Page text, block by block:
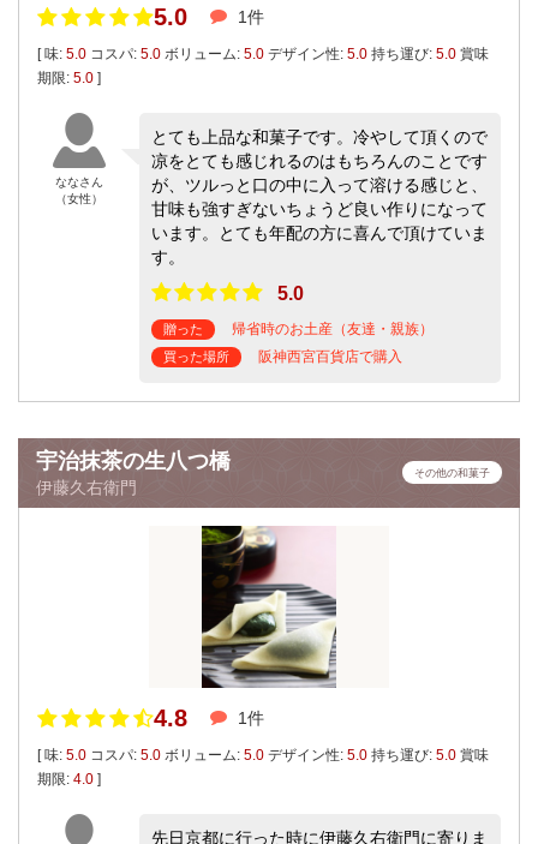
5.0 1件
[ 味: 5.0 コスパ: 5.0 ボリューム: 5.0 デザイン性: 5.0 持ち運び: 5.0 賞味
期限: 5.0 ]
ななさん
（女性）
とても上品な和菓子です。冷やして頂くので
凉をとても感じれるのはもちろんのことです
が、ツルっと口の中に入って溶ける感じと、
甘味も強すぎないちょうど良い作りになって
います。とても年配の方に喜んで頂けていま
す。
5.0
贈った 帰省時のお土産（友達・親族）
買った場所 阪神西宮百貨店で購入
宇治抹茶の生八つ橋
伊藤久右衛門
その他の和菓子
4.8 1件
[ 味: 5.0 コスパ: 5.0 ボリューム: 5.0 デザイン性: 5.0 持ち運び: 5.0 賞味
期限: 4.0 ]
先日京都に行った時に伊藤久右衛門に寄りま